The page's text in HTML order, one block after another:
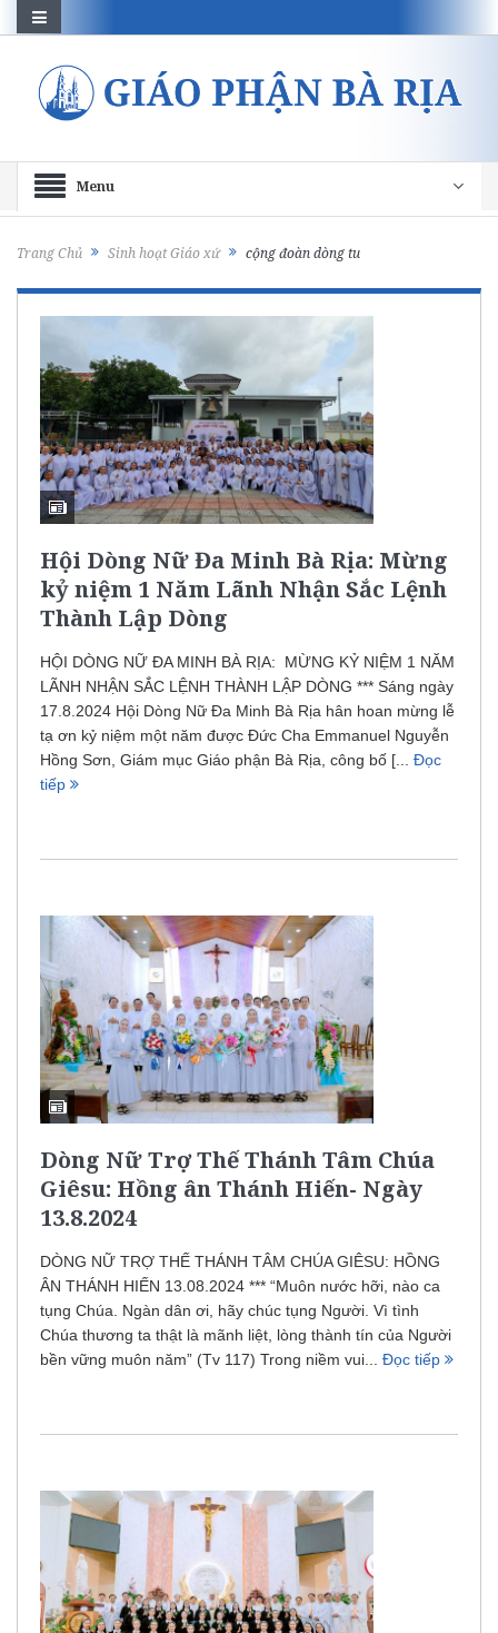
Menu
Trang Chủ Sinh hoạt Giáo xứ cộng đoàn dòng tu
Hội Dòng Nữ Đa Minh Bà Rịa: Mừng
kỷ niệm 1 Năm Lãnh Nhận Sắc Lệnh
Thành Lập Dòng
HỘI DÒNG NỮ ĐA MINH BÀ RỊA: MỪNG KỶ NIỆM 1 NĂM
LÃNH NHẬN SẮC LỆNH THÀNH LẬP DÒNG *** Sáng ngày
17.8.2024 Hội Dòng Nữ Đa Minh Bà Rịa hân hoan mừng lễ
tạ ơn kỷ niệm một năm được Đức Cha Emmanuel Nguyễn
Hồng Sơn, Giám mục Giáo phận Bà Rịa, công bố [... Đọc
tiếp
Dòng Nữ Trợ Thế Thánh Tâm Chúa
Giêsu: Hồng ân Thánh Hiến- Ngày
13.8.2024
DÒNG NỮ TRỢ THẾ THÁNH TÂM CHÚA GIÊSU: HỒNG
ÂN THÁNH HIẾN 13.08.2024 *** “Muôn nước hỡi, nào ca
tụng Chúa. Ngàn dân ơi, hãy chúc tụng Người. Vì tình
Chúa thương ta thật là mãnh liệt, lòng thành tín của Người
bền vững muôn năm” (Tv 117) Trong niềm vui... Đọc tiếp